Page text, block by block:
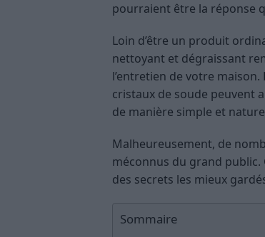
pourraient être la réponse
Loin d’être un produit
nettoyant et dégraissant
l’entretien de votre
cristaux de soude peuvent
de manière simple et
Malheureusement, de
méconnus du grand public.
des secrets les mieux
Sommaire